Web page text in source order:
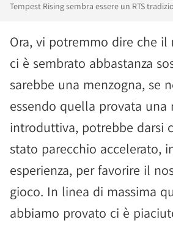
Tempest Rising sembra essere un RTS
Ora, vi potremmo dire che il
ci è sembrato abbastanza
sarebbe una menzogna, se
essendo quella provata una
introduttiva, potrebbe darsi
stato parecchio accelerato,
esperienza, per favorire il
gioco. In linea di massima
abbiamo provato ci è